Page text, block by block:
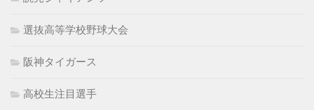
選抜高等学校野球大会
阪神タイガース
高校生注目選手